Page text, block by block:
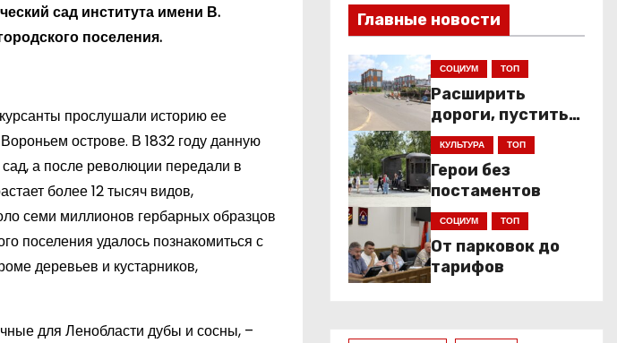
сад института имени В.
поселения.
прослушали историю ее
острове. В 1832 году данную
а после революции передали в
более 12 тысяч видов,
семи миллионов гербарных образцов
поселения удалось познакомиться с
деревьев и кустарников,
для Ленобласти дубы и сосны, –
Главные новости
СОЦИУМ ТОП
Расширить
дороги, пустить
низкопольники
КУЛЬТУРА ТОП
Герои без
постаментов
СОЦИУМ ТОП
От парковок до
тарифов